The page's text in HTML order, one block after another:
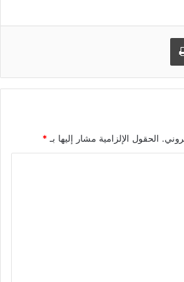
طباعة
الحقول الإلزامية مشار إليها بـ*